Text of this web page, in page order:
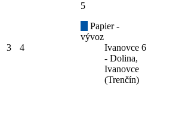
3 4
5
Papier -
vývoz
Ivanovce
- Dolina,
Ivanovce
(Trenčín)
6